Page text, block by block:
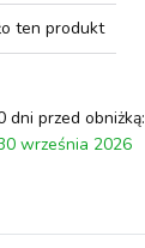
ten produkt
dni przed obniżką:
września 2026